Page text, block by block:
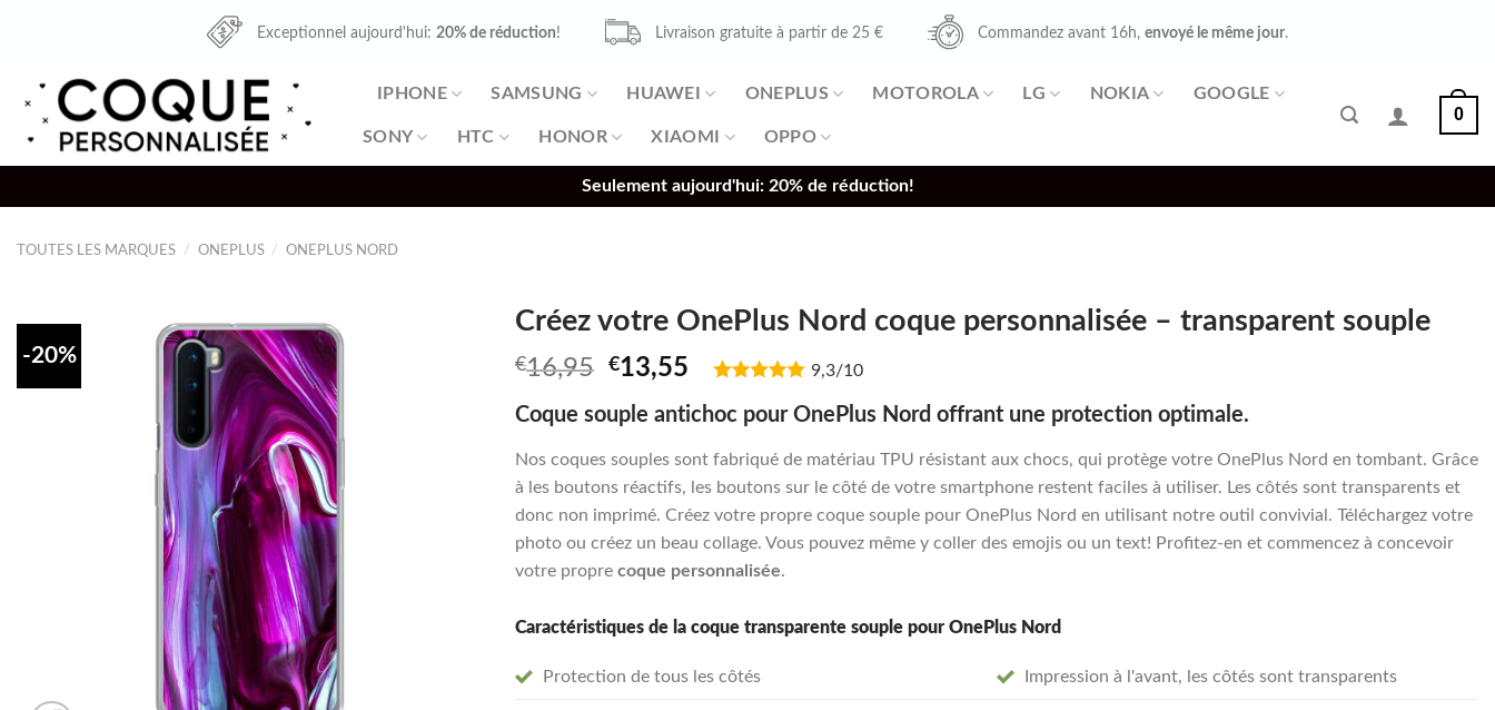
Exceptionnel aujourd'hui:20% de réduction! Livraison gratuite à partir de 25 € Commandez avant 16h, envoyé le même jour.
IPHONE SAMSUNG HUAWEI ONEPLUS MOTOROLA LG NOKIA GOOGLE
SONY HTC HONOR XIAOMI OPPO
0
Seulement aujourd'hui: 20% de réduction!
TOUTES LES MARQUES / ONEPLUS / ONEPLUS NORD
-20%
Créez votre OnePlus Nord coque personnalisée – transparent souple
€16,95 Original
was:
€16,95.
€13,55 Current
is:
€13,55.
9,3/10
Coque souple antichoc pour OnePlus Nord offrant une protection optimale.
Nos coques souples sont fabriqué de matériau TPU résistant aux chocs, qui protège votre OnePlus Nord en tombant. Grâce
à les boutons réactifs, les boutons sur le côté de votre smartphone restent faciles à utiliser. Les côtés sont transparents et
donc non imprimé. Créez votre propre coque souple pour OnePlus Nord en utilisant notre outil convivial. Téléchargez votre
photo ou créez un beau collage. Vous pouvez même y coller des emojis ou un text! Profitez-en et commencez à concevoir
votre propre coque personnalisée.
Caractéristiques de la coque transparente souple pour OnePlus Nord
Protection de tous les côtés Impression à l'avant, les côtés sont transparents